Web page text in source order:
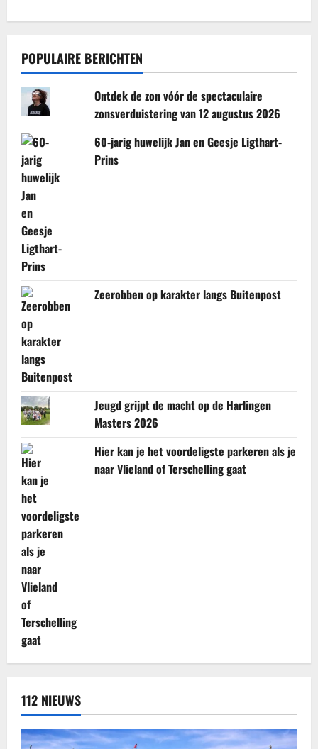
POPULAIRE BERICHTEN
Ontdek de zon vóór de spectaculaire
zonsverduistering van 12 augustus 2026
60-jarig huwelijk Jan en Geesje Ligthart-
Prins
Zeerobben op karakter langs Buitenpost
Jeugd grijpt de macht op de Harlingen
Masters 2026
Hier kan je het voordeligste parkeren als je
naar Vlieland of Terschelling gaat
112 NIEUWS